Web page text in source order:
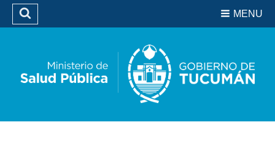
Biblioteca
MENU
Buscar